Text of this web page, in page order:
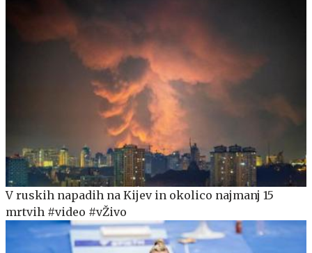
V ruskih napadih na Kijev in okolico najmanj 15
mrtvih #video #vŽivo